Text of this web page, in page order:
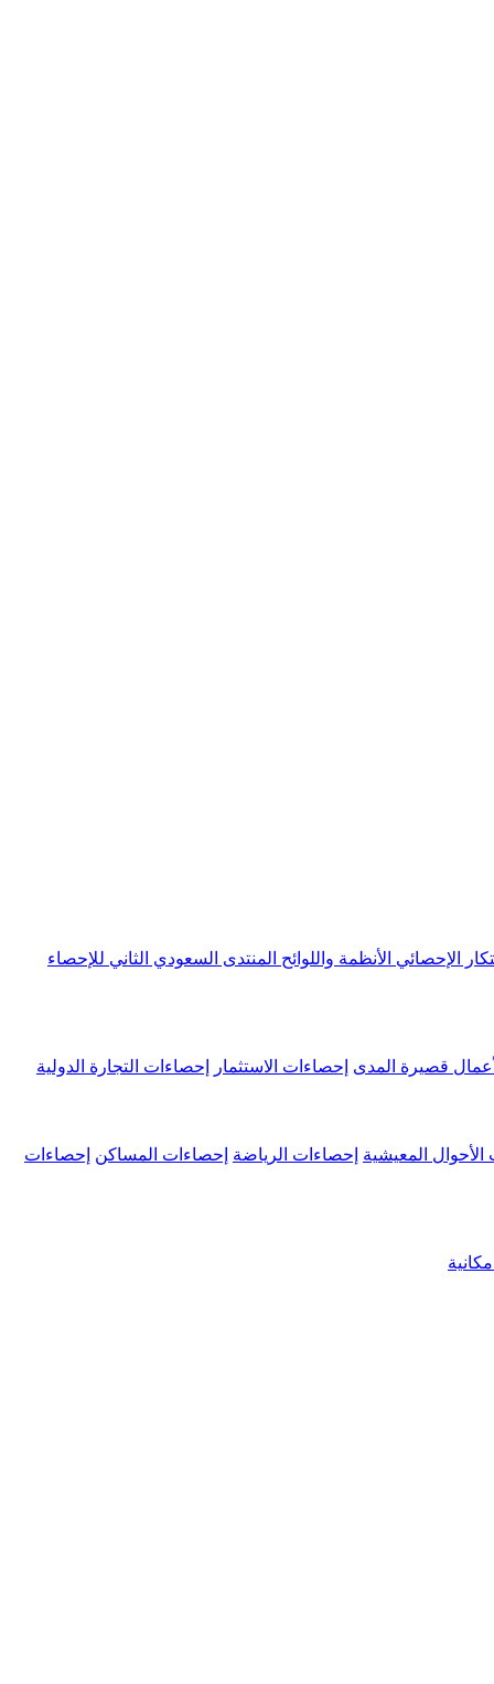
الإحصائي الأنظمة واللوائح المنتدى السعودي الثاني للإحصاء
قصيرة المدى إحصاءات الاستثمار إحصاءات التجارة الدولية
الأحوال المعيشية إحصاءات الرياضة إحصاءات المساكن إحصاءات